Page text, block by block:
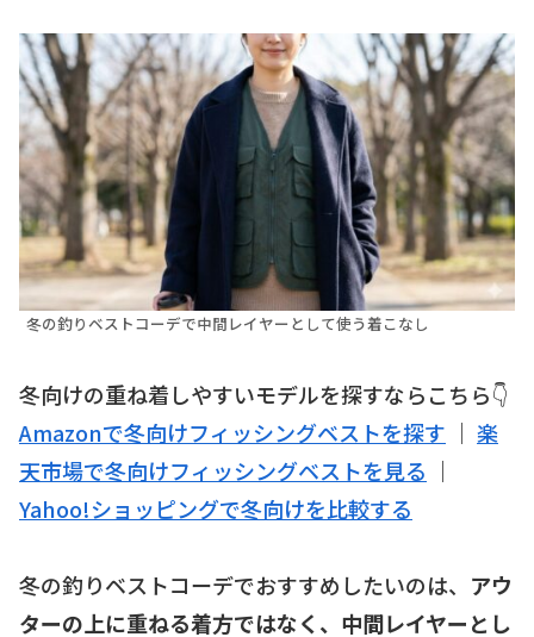
冬の釣りベストコーデで中間レイヤーとして使う着こなし
冬向けの重ね着しやすいモデルを探すならこちら👇
Amazonで冬向けフィッシングベストを探す ｜ 楽
天市場で冬向けフィッシングベストを見る ｜
Yahoo!ショッピングで冬向けを比較する
冬の釣りベストコーデでおすすめしたいのは、 アウ
ターの上に重ねる着方ではなく、中間レイヤーとし